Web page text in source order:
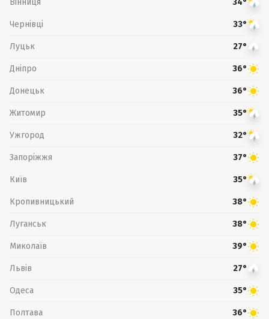
34°
Чернівці 33°
Луцьк 27°
Дніпро 36°
Донецьк 36°
Житомир 35°
Ужгород 32°
Запоріжжя 37°
Київ 35°
Кропивницький 38°
Луганськ 38°
Миколаїв 39°
Львів 27°
Одеса 35°
Полтава 36°